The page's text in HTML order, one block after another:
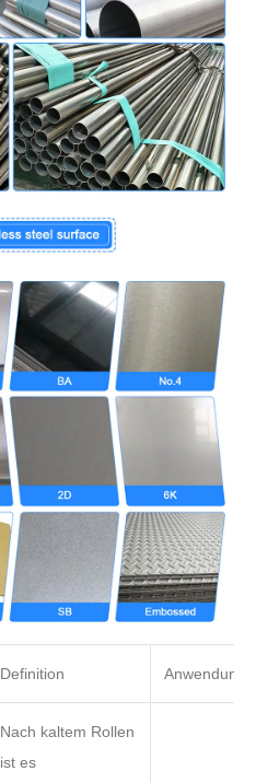
Definition Anwendung
Nach kaltem Rollen
ist es